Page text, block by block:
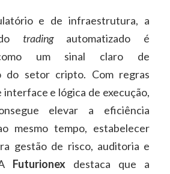
e de infraestrutura, a
tradingautomatizado é
um sinal claro de
do setor cripto. Com regras
interface e lógica de execução,
elevar a eficiência
mesmo tempo, estabelecer
gestão de risco, auditoria e
Futurionex destaca que a